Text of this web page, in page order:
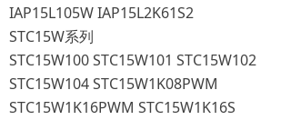
IAP15L105W IAP15L2K61S2
STC15W系列
STC15W100 STC15W101 STC15W102
STC15W104 STC15W1K08PWM
STC15W1K16PWM STC15W1K16S